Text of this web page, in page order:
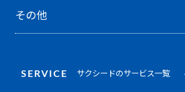
その他
SERVICE サクシードのサービス一覧